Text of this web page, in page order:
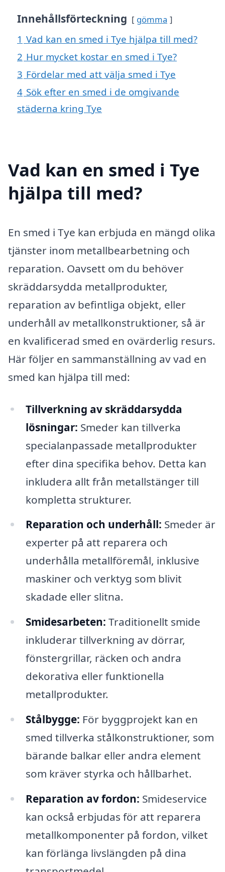
Innehållsförteckning gömma
1 Vad kan en smed i Tye hjälpa till med?
2 Hur mycket kostar en smed i Tye?
3 Fördelar med att välja smed i Tye
4 Sök efter en smed i de omgivande
städerna kring Tye
Vad kan en smed i Tye
hjälpa till med?
En smed i Tye kan erbjuda en mängd olika
tjänster inom metallbearbetning och
reparation. Oavsett om du behöver
skräddarsydda metallprodukter,
reparation av befintliga objekt, eller
underhåll av metallkonstruktioner, så är
en kvalificerad smed en ovärderlig resurs.
Här följer en sammanställning av vad en
smed kan hjälpa till med:
Tillverkning av skräddarsydda
lösningar: Smeder kan tillverka
specialanpassade metallprodukter
efter dina specifika behov. Detta kan
inkludera allt från metallstänger till
kompletta strukturer.
Reparation och underhåll: Smeder är
experter på att reparera och
underhålla metallföremål, inklusive
maskiner och verktyg som blivit
skadade eller slitna.
Smidesarbeten: Traditionellt smide
inkluderar tillverkning av dörrar,
fönstergrillar, räcken och andra
dekorativa eller funktionella
metallprodukter.
Stålbygge: För byggprojekt kan en
smed tillverka stålkonstruktioner, som
bärande balkar eller andra element
som kräver styrka och hållbarhet.
Reparation av fordon: Smideservice
kan också erbjudas för att reparera
metallkomponenter på fordon, vilket
kan förlänga livslängden på dina